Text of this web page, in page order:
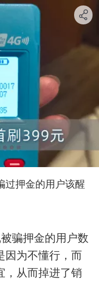
过押金的用户该醒
骗押金的用户数
因为不懂行，而
，从而掉进了销